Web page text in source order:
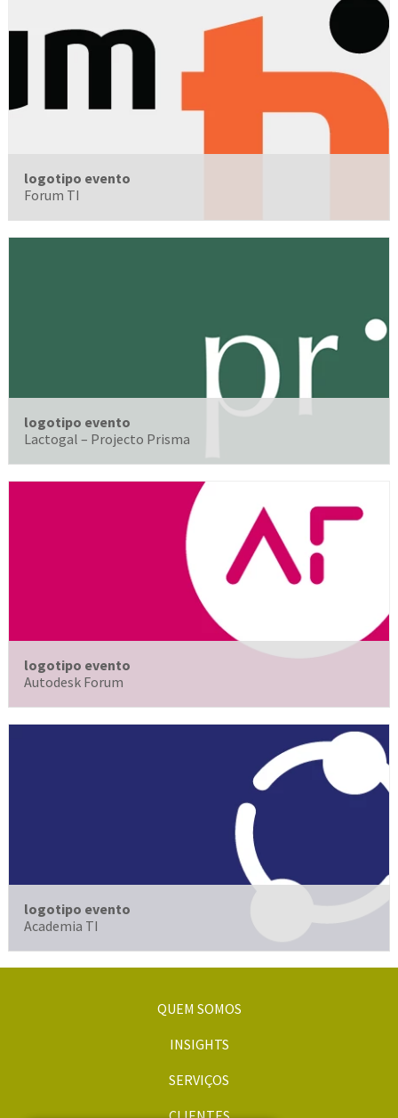
logotipo evento
Forum TI
logotipo evento
Lactogal – Projecto Prisma
logotipo evento
Autodesk Forum
logotipo evento
Academia TI
QUEM SOMOS
INSIGHTS
SERVIÇOS